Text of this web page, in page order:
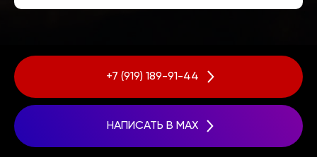
+7 (919) 189-91-44
НАПИСАТЬ В MAX